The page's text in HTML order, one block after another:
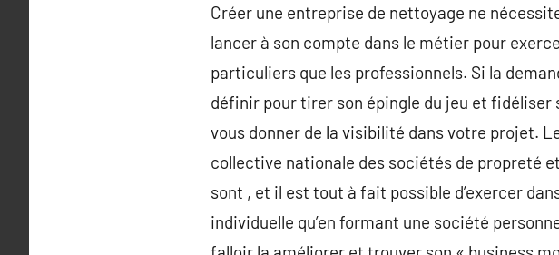
Créer une entreprise de nettoyage ne
lancer à son compte dans le métier pour
particuliers que les professionnels. Si la
définir pour tirer son épingle du jeu et fidéliser
vous donner de la visibilité dans votre projet.
collective nationale des sociétés de propreté
sont , et il est tout à fait possible d’exercer
individuelle qu’en formant une société